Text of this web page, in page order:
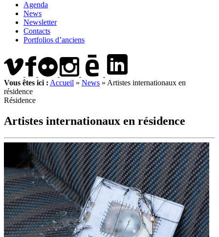
Agenda
News
Newsletter
Contacts
Portfolios d’anciens
Vous êtes ici : Accueil » News » Artistes internationaux en
résidence
Résidence
Artistes internationaux en résidence